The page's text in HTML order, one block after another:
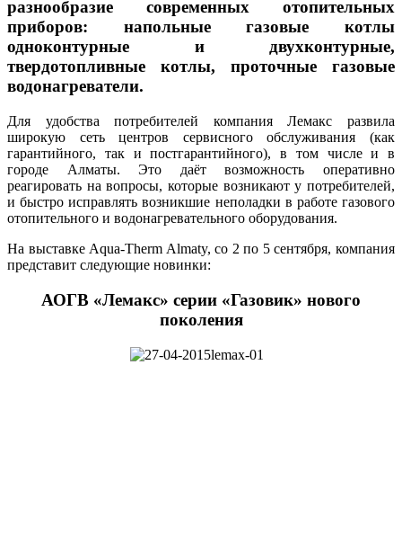
разнообразие современных отопительных
приборов: напольные газовые котлы
одноконтурные и двухконтурные,
твердотопливные котлы, проточные газовые
водонагреватели.
Для удобства потребителей компания Лемакс развила
широкую сеть центров сервисного обслуживания (как
гарантийного, так и постгарантийного), в том числе и в
городе Алматы. Это даёт возможность оперативно
реагировать на вопросы, которые возникают у потребителей,
и быстро исправлять возникшие неполадки в работе газового
отопительного и водонагревательного оборудования.
На выставке Aqua-Therm Almaty, со 2 по 5 сентября, компания
представит следующие новинки:
АОГВ «Лемакс» серии «Газовик» нового
поколения